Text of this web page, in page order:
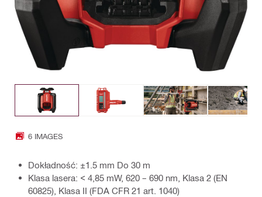
6 IMAGES
Dokładność: ±1.5 mm Do 30 m
Klasa lasera: < 4,85 mW, 620 – 690 nm, Klasa 2 (EN
60825), Klasa II (FDA CFR 21 art. 1040)